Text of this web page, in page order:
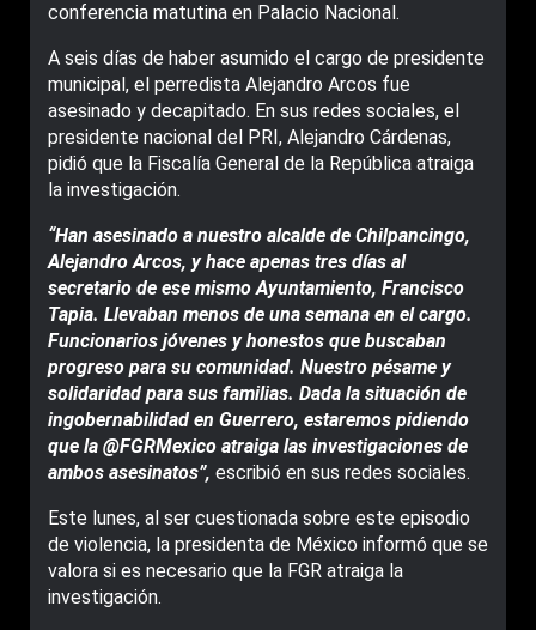
conferencia matutina en Palacio Nacional.
A seis días de haber asumido el cargo de presidente
municipal, el perredista Alejandro Arcos fue
asesinado y decapitado. En sus redes sociales, el
presidente nacional del PRI, Alejandro Cárdenas,
pidió que la Fiscalía General de la República atraiga
la investigación.
“Han asesinado a nuestro alcalde de Chilpancingo,
Alejandro Arcos, y hace apenas tres días al
secretario de ese mismo Ayuntamiento, Francisco
Tapia. Llevaban menos de una semana en el cargo.
Funcionarios jóvenes y honestos que buscaban
progreso para su comunidad. Nuestro pésame y
solidaridad para sus familias. Dada la situación de
ingobernabilidad en Guerrero, estaremos pidiendo
que la @FGRMexico atraiga las investigaciones de
ambos asesinatos”, escribió en sus redes sociales.
Este lunes, al ser cuestionada sobre este episodio
de violencia, la presidenta de México informó que se
valora si es necesario que la FGR atraiga la
investigación.